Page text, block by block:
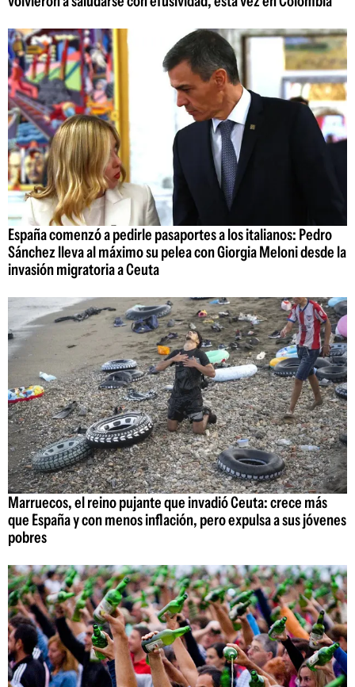
España comenzó a pedirle pasaportes a los italianos: Pedro
Sánchez lleva al máximo su pelea con Giorgia Meloni desde la
invasión migratoria a Ceuta
Marruecos, el reino pujante que invadió Ceuta: crece más
que España y con menos inflación, pero expulsa a sus jóvenes
pobres